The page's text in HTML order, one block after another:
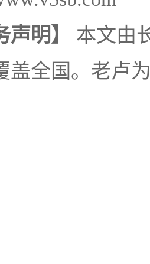
声明】
本文由
盖全国。老卢